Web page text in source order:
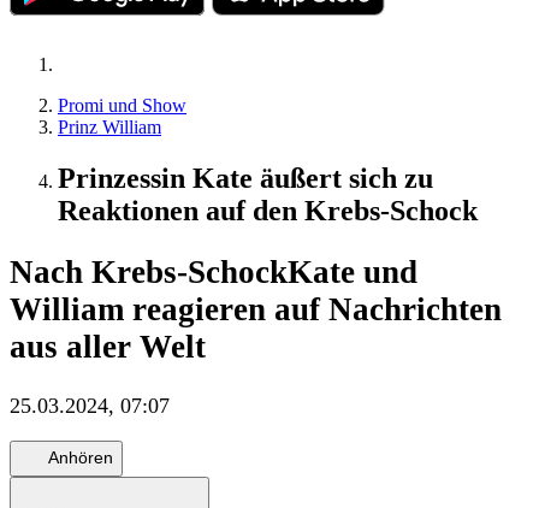
Promi und Show
Prinz William
Prinzessin Kate äußert sich zu
Reaktionen auf den Krebs-Schock
Nach Krebs-SchockKate und
William reagieren auf Nachrichten
aus aller Welt
25.03.2024, 07:07
Anhören